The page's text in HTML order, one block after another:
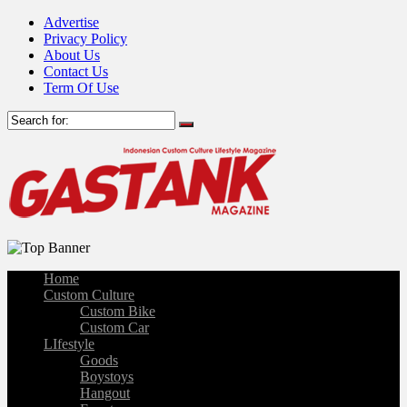
Advertise
Privacy Policy
About Us
Contact Us
Term Of Use
Home
Custom Culture
Custom Bike
Custom Car
LIfestyle
Goods
Boystoys
Hangout